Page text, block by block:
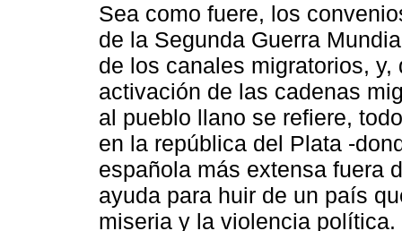
Sea como fuere, los
de la Segunda Guerra
de los canales migratorios,
activación de las cadenas
al pueblo llano se refiere,
en la república del Plata -
española más extensa fuera
ayuda para huir de un país
miseria y la violencia